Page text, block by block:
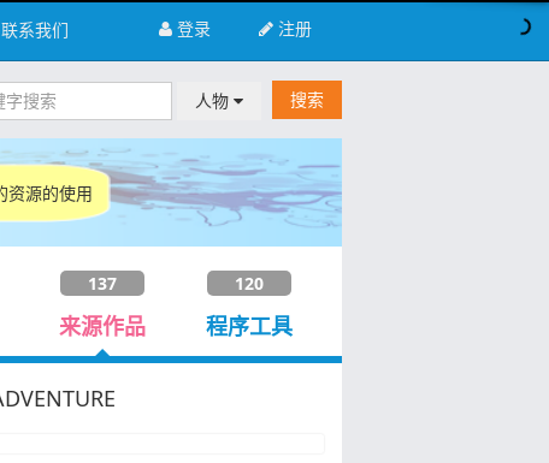
注册
登录
联系我们
人物 搜索
资源的使用
137
来源作品
120
程序工具